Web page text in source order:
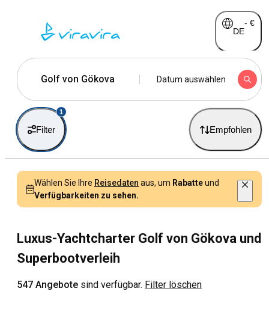
DE
- €
Golf von Gökova Datum auswählen
Filter
1
Empfohlen
Wählen Sie Ihre Reisedaten aus, um Rabatteund
Verfügbarkeiten zu sehen.
Luxus-Yachtcharter Golf von Gökova und
Superbootverleih
547 Angebote sind verfügbar. Filter löschen